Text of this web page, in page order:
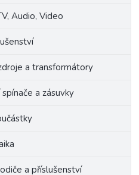
Audio, Video
a transformátory
a zásuvky
a příslušenství